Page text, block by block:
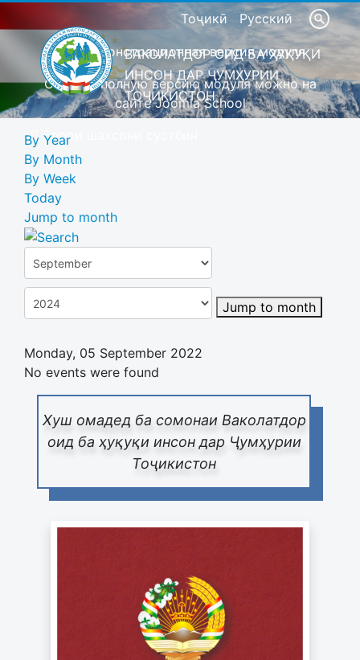
Тоҷикӣ Русский
Это демонстрационная версия модуля
Скачать полную версию модуля можно на
сайте Joomla School
Барои шахсони сустбин
ВАКОЛАТДОР ОИД БА ҲУҚУҚИ
ИНСОН ДАР ҶУМҲУРИИ
ТОҶИКИСТОН
Хуш омадед ба сомонаи Ваколатдор
оид ба ҳуқуқи инсон дар Ҷумҳурии
Тоҷикистон
By Year
By Month
By Week
Today
Jump to month
Jump to month
Monday, 05 September 2022
No events were found